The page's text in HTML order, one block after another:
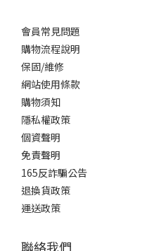
會員常見問題
購物流程說明
保固/維修
網站使用條款
購物須知
隱私權政策
個資聲明
免責聲明
165反詐騙公告
退換貨政策
運送政策
聯絡我們